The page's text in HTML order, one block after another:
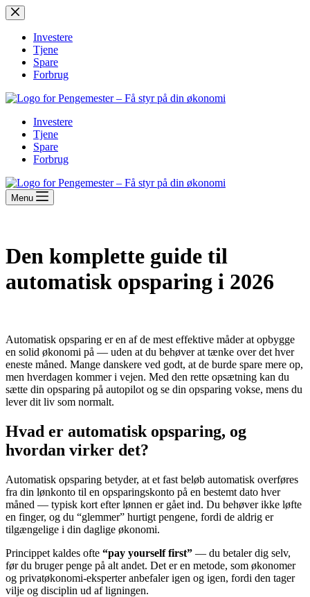
Fortsæt
til
indholdInvestere
Tjene
Spare
Forbrug
Investere
Tjene
Spare
Forbrug
Menu
Den komplette guide til
automatisk opsparing i 2026
Automatisk opsparing er en af de mest effektive måder at opbygge
en solid økonomi på — uden at du behøver at tænke over det hver
eneste måned. Mange danskere ved godt, at de burde spare mere op,
men hverdagen kommer i vejen. Med den rette opsætning kan du
sætte din opsparing på autopilot og se din opsparing vokse, mens du
lever dit liv som normalt.
Hvad er automatisk opsparing, og
hvordan virker det?
Automatisk opsparing betyder, at et fast beløb automatisk overføres
fra din lønkonto til en opsparingskonto på en bestemt dato hver
måned — typisk kort efter lønnen er gået ind. Du behøver ikke løfte
en finger, og du “glemmer” hurtigt pengene, fordi de aldrig er
tilgængelige i din daglige økonomi.
Princippet kaldes ofte “pay yourself first” — du betaler dig selv,
før du bruger penge på alt andet. Det er en metode, som økonomer
og privatøkonomi-eksperter anbefaler igen og igen, fordi den tager
vilje og disciplin ud af ligningen.